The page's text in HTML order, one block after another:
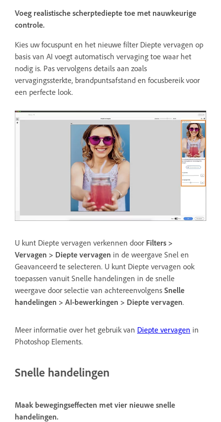
Voeg realistische scherptediepte toe met nauwkeurige
controle.
Kies uw focuspunt en het nieuwe filter Diepte vervagen op
basis van AI voegt automatisch vervaging toe waar het
nodig is. Pas vervolgens details aan zoals
vervagingssterkte, brandpuntsafstand en focusbereik voor
een perfecte look.
U kunt Diepte vervagen verkennen door Filters >
Vervagen > Diepte vervagen in de weergave Snel en
Geavanceerd te selecteren. U kunt Diepte vervagen ook
toepassen vanuit Snelle handelingen in de snelle
weergave door selectie van achtereenvolgens Snelle
handelingen > AI-bewerkingen > Diepte vervagen.
Meer informatie over het gebruik van Diepte vervagen in
Photoshop Elements.
Snelle handelingen
Maak bewegingseffecten met vier nieuwe snelle
handelingen.